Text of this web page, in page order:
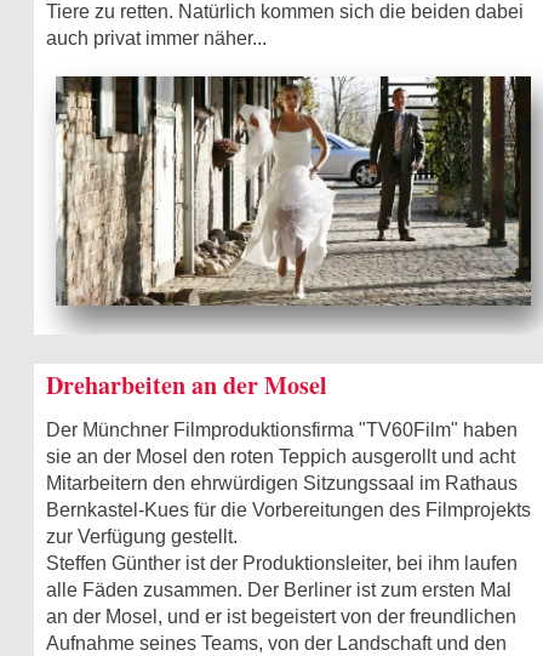
Tiere zu retten. Natürlich kommen sich die beiden dabei
auch privat immer näher...
Dreharbeiten an der Mosel
Der Münchner Filmproduktionsfirma "TV60Film" haben
sie an der Mosel den roten Teppich ausgerollt und acht
Mitarbeitern den ehrwürdigen Sitzungssaal im Rathaus
Bernkastel-Kues für die Vorbereitungen des Filmprojekts
zur Verfügung gestellt.
Steffen Günther ist der Produktionsleiter, bei ihm laufen
alle Fäden zusammen. Der Berliner ist zum ersten Mal
an der Mosel, und er ist begeistert von der freundlichen
Aufnahme seines Teams, von der Landschaft und den